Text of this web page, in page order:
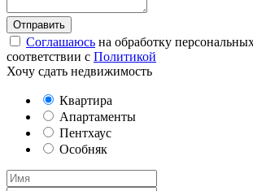
Соглашаюсь на обработку
соответствии с Политикой
Хочу сдать недвижимость
Квартира
Апартаменты
Пентхаус
Особняк